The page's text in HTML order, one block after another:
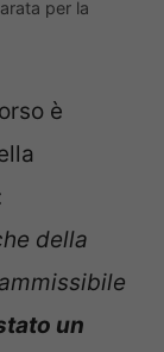
per la
è
della
un